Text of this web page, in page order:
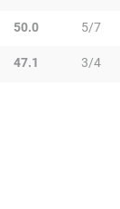
50.0 5/7
47.1 3/4